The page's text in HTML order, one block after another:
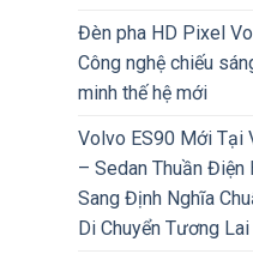
Đèn pha HD Pixel
Công nghệ chiếu
minh thế hệ mới
Volvo ES90 Mới Tại
– Sedan Thuần Điện
Sang Định Nghĩa
Di Chuyển Tương Lai